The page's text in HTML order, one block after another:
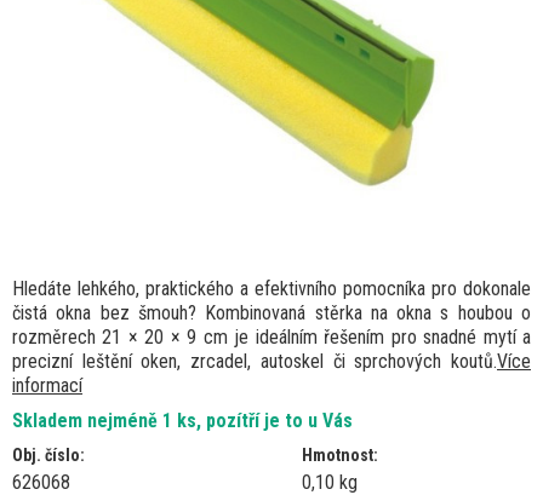
Hledáte lehkého, praktického a efektivního pomocníka pro dokonale
čistá okna bez šmouh? Kombinovaná stěrka na okna s houbou o
rozměrech 21 × 20 × 9 cm je ideálním řešením pro snadné mytí a
precizní leštění oken, zrcadel, autoskel či sprchových koutů.Více
informací
Skladem nejméně 1 ks, pozítří je to u Vás
Obj. číslo:
626068
Hmotnost:
0,10 kg